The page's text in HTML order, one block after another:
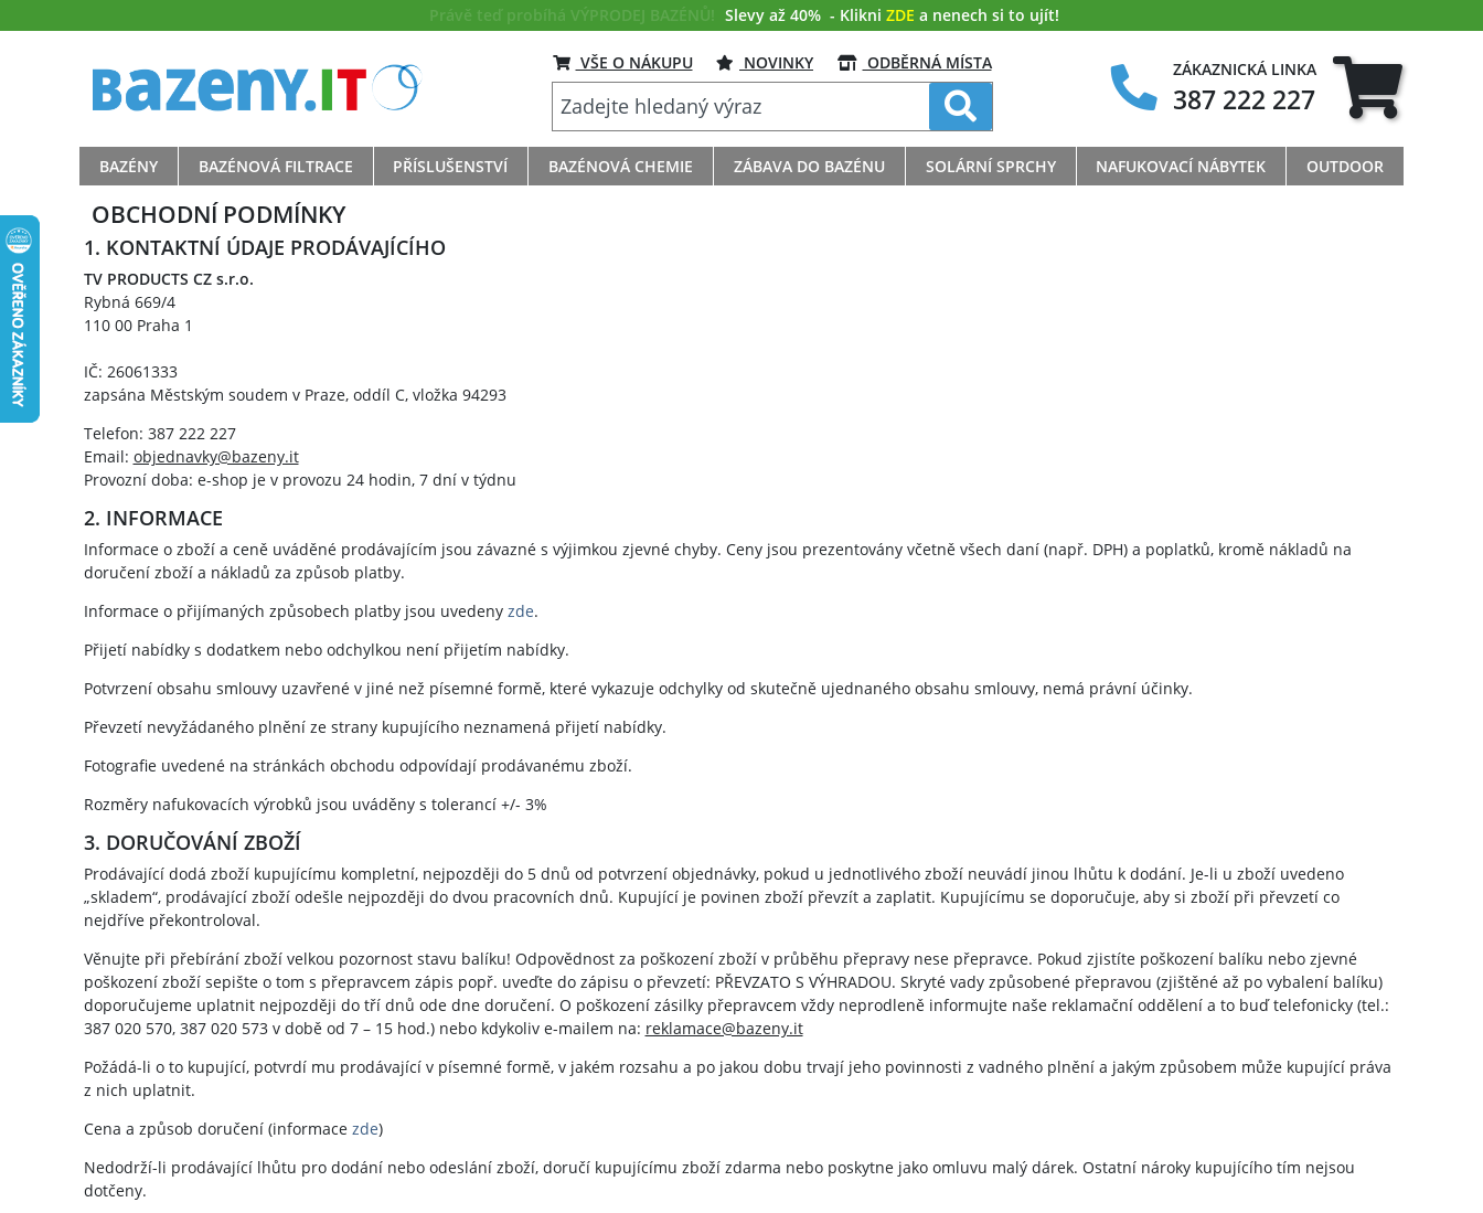
Právě teď probíhá VÝPRODEJ BAZÉNŮ! Slevy až 40% - Klikni ZDE a nenech si to ujít!
VŠE O NÁKUPU NOVINKY ODBĚRNÁ MÍSTA ZÁKAZNICKÁ LINKA
387 222 227
BAZÉNY BAZÉNOVÁ FILTRACE PŘÍSLUŠENSTVÍ BAZÉNOVÁ CHEMIE ZÁBAVA DO BAZÉNU SOLÁRNÍ SPRCHY NAFUKOVACÍ NÁBYTEK OUTDOOR
OBCHODNÍ PODMÍNKY
1. KONTAKTNÍ ÚDAJE PRODÁVAJÍCÍHO
TV PRODUCTS CZ s.r.o.
Rybná 669/4
110 00 Praha 1
IČ: 26061333
zapsána Městským soudem v Praze, oddíl C, vložka 94293
Telefon: 387 222 227
Email: objednavky@bazeny.it
Provozní doba: e-shop je v provozu 24 hodin, 7 dní v týdnu
2. INFORMACE
Informace o zboží a ceně uváděné prodávajícím jsou závazné s výjimkou zjevné chyby. Ceny jsou prezentovány včetně všech daní (např. DPH) a poplatků, kromě nákladů na
doručení zboží a nákladů za způsob platby.
Informace o přijímaných způsobech platby jsou uvedeny zde.
Přijetí nabídky s dodatkem nebo odchylkou není přijetím nabídky.
Potvrzení obsahu smlouvy uzavřené v jiné než písemné formě, které vykazuje odchylky od skutečně ujednaného obsahu smlouvy, nemá právní účinky.
Převzetí nevyžádaného plnění ze strany kupujícího neznamená přijetí nabídky.
Fotografie uvedené na stránkách obchodu odpovídají prodávanému zboží.
Rozměry nafukovacích výrobků jsou uváděny s tolerancí +/- 3%
3. DORUČOVÁNÍ ZBOŽÍ
Prodávající dodá zboží kupujícímu kompletní, nejpozději do 5 dnů od potvrzení objednávky, pokud u jednotlivého zboží neuvádí jinou lhůtu k dodání. Je-li u zboží uvedeno
„skladem“, prodávající zboží odešle nejpozději do dvou pracovních dnů. Kupující je povinen zboží převzít a zaplatit. Kupujícímu se doporučuje, aby si zboží při převzetí co
nejdříve překontroloval.
Věnujte při přebírání zboží velkou pozornost stavu balíku! Odpovědnost za poškození zboží v průběhu přepravy nese přepravce. Pokud zjistíte poškození balíku nebo zjevné
poškození zboží sepište o tom s přepravcem zápis popř. uveďte do zápisu o převzetí: PŘEVZATO S VÝHRADOU. Skryté vady způsobené přepravou (zjištěné až po vybalení balíku)
doporučujeme uplatnit nejpozději do tří dnů ode dne doručení. O poškození zásilky přepravcem vždy neprodleně informujte naše reklamační oddělení a to buď telefonicky (tel.:
387 020 570, 387 020 573 v době od 7 – 15 hod.) nebo kdykoliv e-mailem na: reklamace@bazeny.it
Požádá-li o to kupující, potvrdí mu prodávající v písemné formě, v jakém rozsahu a po jakou dobu trvají jeho povinnosti z vadného plnění a jakým způsobem může kupující práva
z nich uplatnit.
Cena a způsob doručení (informace zde)
Nedodrží-li prodávající lhůtu pro dodání nebo odeslání zboží, doručí kupujícímu zboží zdarma nebo poskytne jako omluvu malý dárek. Ostatní nároky kupujícího tím nejsou
dotčeny.